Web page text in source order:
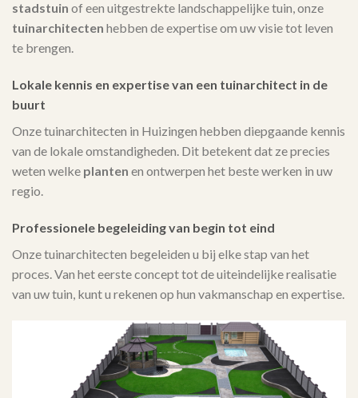
stadstuin of een uitgestrekte landschappelijke tuin, onze
tuinarchitecten hebben de expertise om uw visie tot leven
te brengen.
Lokale kennis en expertise van een tuinarchitect in de
buurt
Onze tuinarchitecten in Huizingen hebben diepgaande kennis
van de lokale omstandigheden. Dit betekent dat ze precies
weten welke planten en ontwerpen het beste werken in uw
regio.
Professionele begeleiding van begin tot eind
Onze tuinarchitecten begeleiden u bij elke stap van het
proces. Van het eerste concept tot de uiteindelijke realisatie
van uw tuin, kunt u rekenen op hun vakmanschap en expertise.